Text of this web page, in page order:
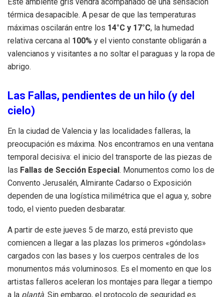
térmica desapacible. A pesar de que las temperaturas
máximas oscilarán entre los 14°C y 17°C, la humedad
relativa cercana al 100% y el viento constante obligarán a
valencianos y visitantes a no soltar el paraguas y la ropa de
abrigo.
Las Fallas, pendientes de un hilo (y del
cielo)
En la ciudad de Valencia y las localidades falleras, la
preocupación es máxima. Nos encontramos en una ventana
temporal decisiva: el inicio del transporte de las piezas de
las Fallas de Sección Especial . Monumentos como los de
Convento Jerusalén, Almirante Cadarso o Exposición
dependen de una logística milimétrica que el agua y, sobre
todo, el viento pueden desbaratar.
A partir de este jueves 5 de marzo, está previsto que
comiencen a llegar a las plazas los primeros «góndolas»
cargados con las bases y los cuerpos centrales de los
monumentos más voluminosos. Es el momento en que los
artistas falleros aceleran los montajes para llegar a tiempo
a la plantà. Sin embargo, el protocolo de seguridad es